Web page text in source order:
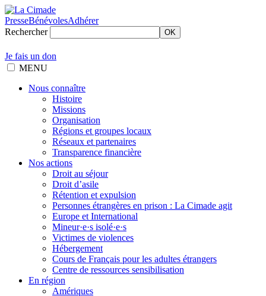
PresseBénévolesAdhérer
Rechercher
OK
Je fais un don
MENU
Nous connaître
Histoire
Missions
Organisation
Régions et groupes locaux
Réseaux et partenaires
Transparence financière
Nos actions
Droit au séjour
Droit d’asile
Rétention et expulsion
Personnes étrangères en prison : La Cimade agit
Europe et International
Mineur·e·s isolé·e·s
Victimes de violences
Hébergement
Cours de Français pour les adultes étrangers
Centre de ressources sensibilisation
En région
Amériques